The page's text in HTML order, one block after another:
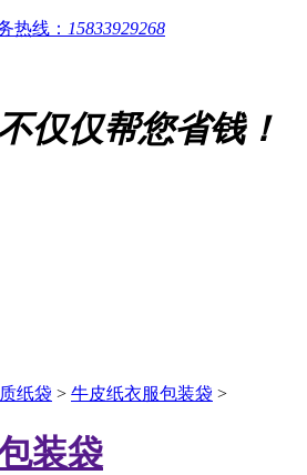
热线： 15833929268
仅仅帮您省钱！
纸袋 > 牛皮纸衣服包装袋 >
装袋